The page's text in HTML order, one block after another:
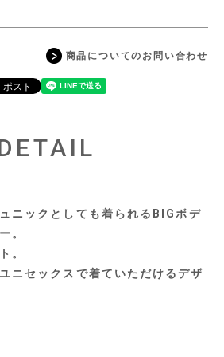
商品についてのお問い合わせ
ニックとしても着られるBIGボデ
。
。
ニセックスで着ていただけるデザ